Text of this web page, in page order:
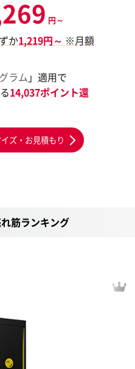
円～
か1,219円～ ※月額
ラム 」適用で
14,037ポイント還
ズ・お見積もり
筋ランキング